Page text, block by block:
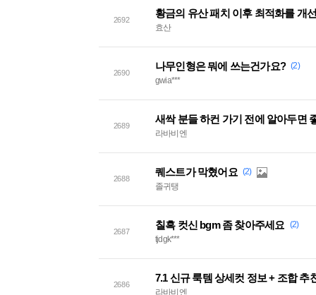
2692
황금의 유산 패치 이후 최적화를 개
효산
2690
나무인형은 뭐에 쓰는건가요? (2)
gwia***
2689
새싹 분들 하컨 가기 전에 알아두면
라바비엔
2688
퀘스트가 막혔어요 (2)
졸귀탱
2687
칠흑 컷신 bgm 좀 찾아주세요 (2)
tjdgk***
2686
7.1 신규 룩템 상세컷 정보 + 조합 추
라바비엔